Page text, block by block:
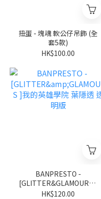
扭蛋 - 塊魂 軟公仔吊飾 (全
套5款)
HK$100.00
BANPRESTO -
[GLITTER&GLAMOURS ]
我的英雄學院 葉隱透 透明
HK$120.00